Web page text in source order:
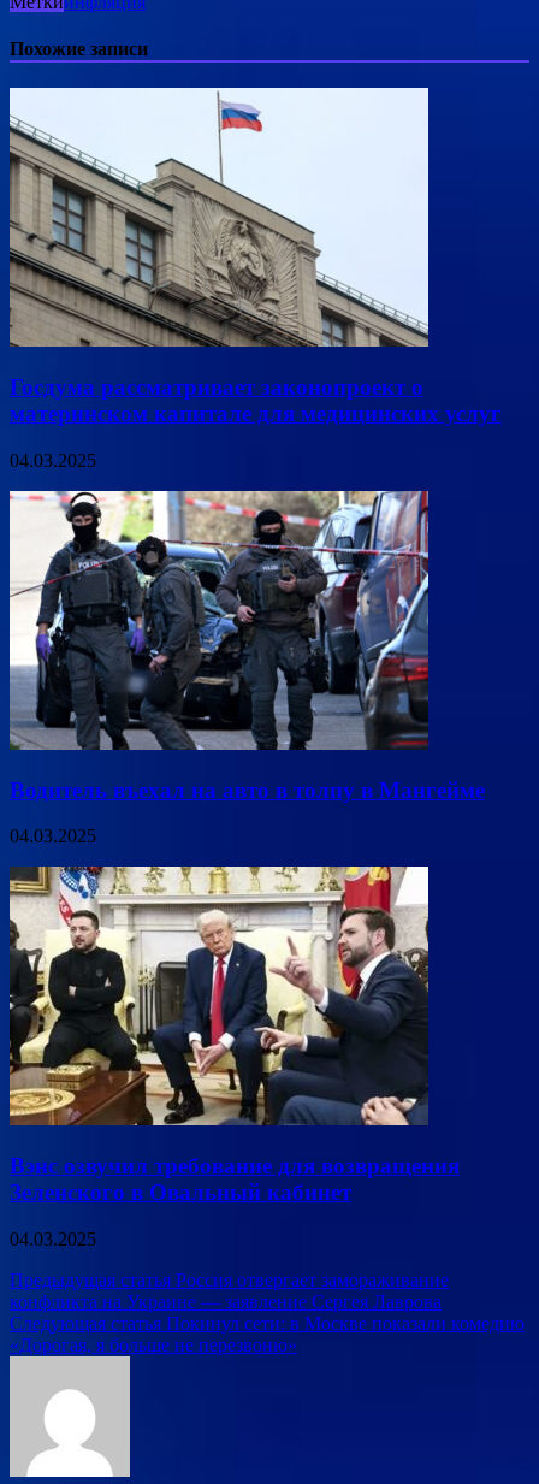
Похожие записи
Госдума рассматривает законопроект о
материнском капитале для медицинских услуг
04.03.2025
Водитель въехал на авто в толпу в Мангейме
04.03.2025
Вэнс озвучил требование для возвращения
Зеленского в Овальный кабинет
04.03.2025
Навигация
по
записям
Предыдущая статья Россия отвергает замораживание
конфликта на Украине — заявление Сергея Лаврова
Следующая статья Покинул сети: в Москве показали комедию
«Дорогая, я больше не перезвоню»